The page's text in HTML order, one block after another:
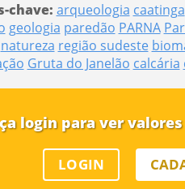
chave: arqueologia caatinga
geologia paredão PARNA
natureza região sudeste
Gruta do Janelão calcária
login para ver
LOGIN